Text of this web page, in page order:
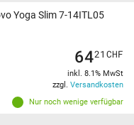
Yoga Slim 7-14ITL05
Nur noch wenige verfügbar
6421 CHF
inkl. 8.1% MwSt
zzgl. Versandkosten